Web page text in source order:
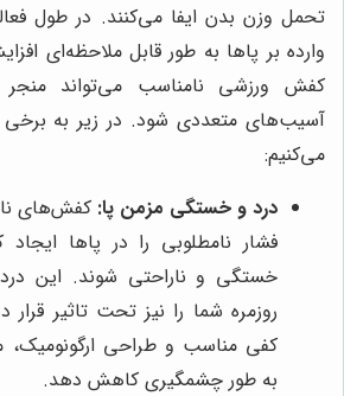
تحمل وزن بدن ایفا می‌کنند. در طول
وارده بر پاها به طور قابل ملاحظه‌ای
کفش ورزشی نامناسب می‌تواند
آسیب‌های متعددی شود. در زیر به برخی
می‌کنیم:
درد و خستگی مزمن پا: کفش‌های
فشار نامطلوبی را در پاها
خستگی و ناراحتی شوند. این
روزمره شما را نیز تحت تاثیر
کفی مناسب و طراحی ارگونومیک،
به طور چشمگیری کاهش دهد.